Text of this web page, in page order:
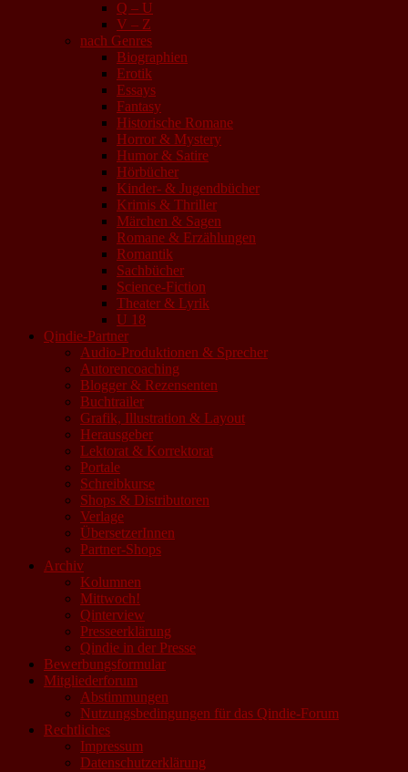
Q – U
V – Z
nach Genres
Biographien
Erotik
Essays
Fantasy
Historische Romane
Horror & Mystery
Humor & Satire
Hörbücher
Kinder- & Jugendbücher
Krimis & Thriller
Märchen & Sagen
Romane & Erzählungen
Romantik
Sachbücher
Science-Fiction
Theater & Lyrik
U 18
Qindie-Partner
Audio-Produktionen & Sprecher
Autorencoaching
Blogger & Rezensenten
Buchtrailer
Grafik, Illustration & Layout
Herausgeber
Lektorat & Korrektorat
Portale
Schreibkurse
Shops & Distributoren
Verlage
ÜbersetzerInnen
Partner-Shops
Archiv
Kolumnen
Mittwoch!
Qinterview
Presseerklärung
Qindie in der Presse
Bewerbungsformular
Mitgliederforum
Abstimmungen
Nutzungsbedingungen für das Qindie-Forum
Rechtliches
Impressum
Datenschutzerklärung